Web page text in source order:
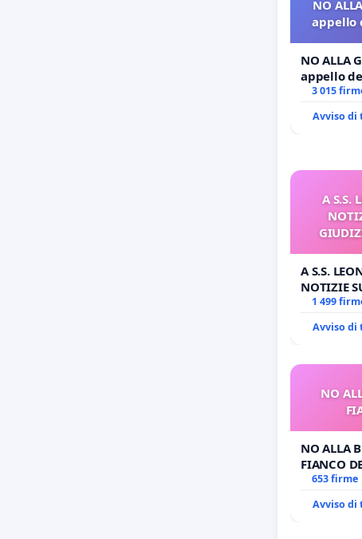
NO
NO ALLA
appello
3 015
Avviso di
A S.S.
A S.S.
NOTIZIE
1 499
Avviso di
NO
NO ALLA
FIANCO
653 firme
Avviso di